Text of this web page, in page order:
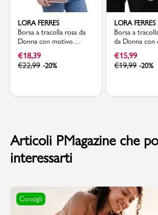
LORA FERRES
Borsa a tracolla rosa da
Donna con motivo
trapuntato Lora Ferres
€18,39
€22,99 -20%
LORA FERRES
Borsa a
da Donna con
dorata Lora
€15,99
€19,99 -20%
Articoli PMagazine che
interessarti
Consigli